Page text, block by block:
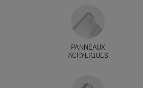
PANNEAUX
ACRYLIQUES